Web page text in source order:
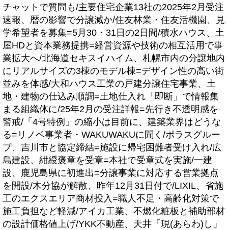
チャットで質問も/主要住宅企業13社の2025年2月受注
速報、暦の影響で分譲減か/住友林業・住友活機園、見
学希望者を募集=5月30・31日の2日間/積水ハウス、土
屋HDと資本業務提携=経営資源や技術の相互活用で事
業拡大へ/北海道セキスイハイム、札幌市内の分譲地内
にリアルサイズの3棟のモデル棟=デザイン性の高い街
並みを体感/大和ハウス工業の戸建分譲住宅事業、土
地・建物の仕込み順調=土地仕入れ「即断」で情報集
まる組織体に/25年2月の受注詳報=先行き不透明感を
警戒/「4号特例」の縮小は目前に、建築業界はどうな
る=リノベ事業者・WAKUWAKUに聞く/ポラスグルー
プ、吉川市と協定締結=施設に帰宅困難者受け入れ/広
島建設、紺綬褒章を受章=本社で受章式を実施/一建
設、鹿児島県に初進出=分譲事業に対応する営業拠点
を開設/木分協が解散、昨年12月31日付で/LIXIL、省施
工のエクスエリア商材投入=職人不足・高齢化対策で
施工負担など軽減/アイカ工業、不燃化粧板と補助部材
の設計価格値上げ/YKK不動産、天井「現(あらわ)し」